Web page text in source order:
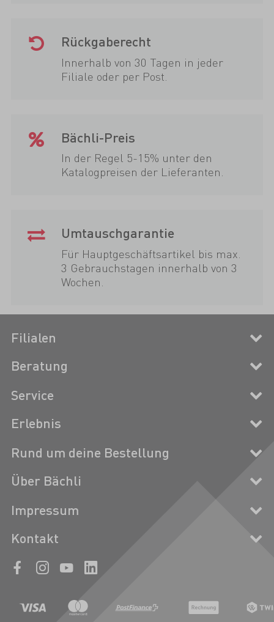
Rückgaberecht
Innerhalb von 30 Tagen in jeder
Filiale oder per Post.
Bächli-Preis
In der Regel 5-15% unter den
Katalogpreisen der Lieferanten.
Umtauschgarantie
Für Hauptgeschäftsartikel bis max.
3 Gebrauchstagen innerhalb von 3
Wochen.
Filialen
Beratung
Service
Erlebnis
Rund um deine Bestellung
Über Bächli
Impressum
Kontakt